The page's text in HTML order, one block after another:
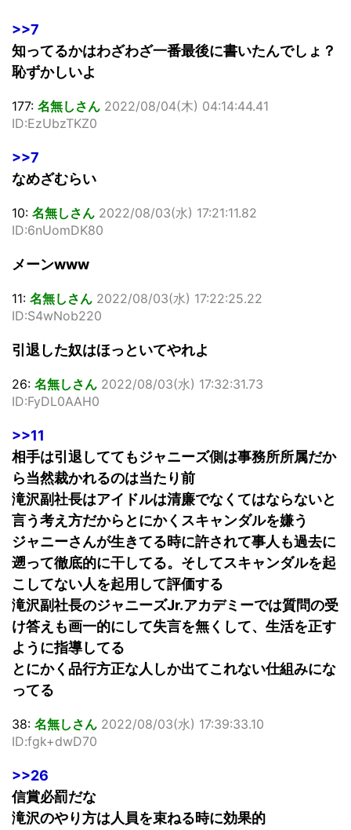
>>7
知ってるかはわざわざ一番最後に書いたんでしょ？
恥ずかしいよ
177: 名無しさん 2022/08/04(木) 04:14:44.41
ID:EzUbzTKZ0
>>7
なめざむらい
10: 名無しさん 2022/08/03(水) 17:21:11.82
ID:6nUomDK80
メーンwww
11: 名無しさん 2022/08/03(水) 17:22:25.22
ID:S4wNob220
引退した奴はほっといてやれよ
26: 名無しさん 2022/08/03(水) 17:32:31.73
ID:FyDL0AAH0
>>11
相手は引退しててもジャニーズ側は事務所所属だか
ら当然裁かれるのは当たり前
滝沢副社長はアイドルは清廉でなくてはならないと
言う考え方だからとにかくスキャンダルを嫌う
ジャニーさんが生きてる時に許されて事人も過去に
遡って徹底的に干してる。そしてスキャンダルを起
こしてない人を起用して評価する
滝沢副社長のジャニーズJr.アカデミーでは質問の受
け答えも画一的にして失言を無くして、生活を正す
ように指導してる
とにかく品行方正な人しか出てこれない仕組みにな
ってる
38: 名無しさん 2022/08/03(水) 17:39:33.10
ID:fgk+dwD70
>>26
信賞必罰だな
滝沢のやり方は人員を束ねる時に効果的